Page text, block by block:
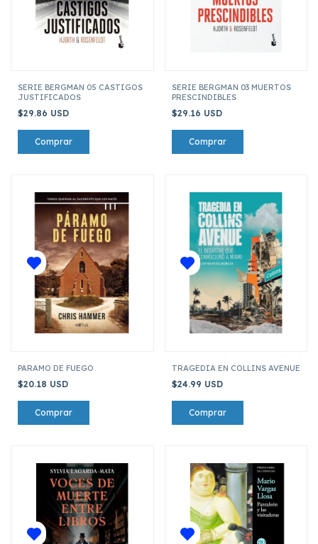
SERIE BERGMAN 05 CASTIGOS
JUSTIFICADOS
$29.86 USD
SERIE BERGMAN 03 MUERTOS
PRESCINDIBLES
$29.16 USD
PARAMO DE FUEGO
$20.18 USD
TRAGEDIA EN COLLINS AVENUE
$24.99 USD